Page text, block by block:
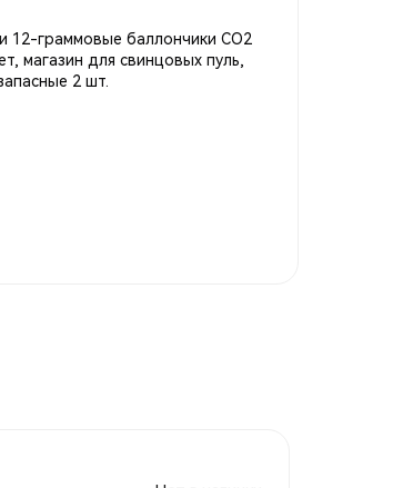
12-граммовые баллончики CO2
магазин для свинцовых пуль,
2 шт.